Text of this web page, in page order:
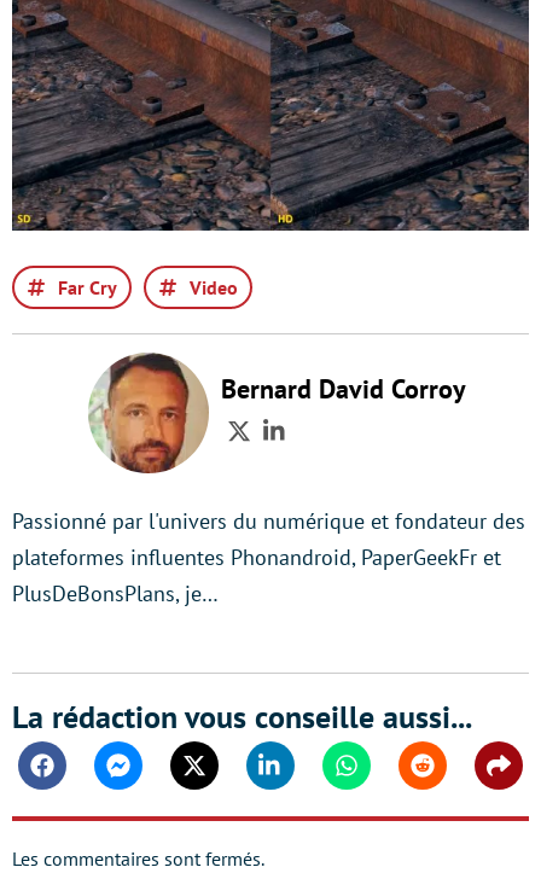
Far Cry Video
Bernard David Corroy
TwitterLinkedIn
Passionné par l'univers du numérique et fondateur des
plateformes influentes Phonandroid, PaperGeekFr et
PlusDeBonsPlans, je…
La rédaction vous conseille aussi...
FacebookMessengerTwitter Linkedin WhatsappReddit
Les commentaires sont fermés.